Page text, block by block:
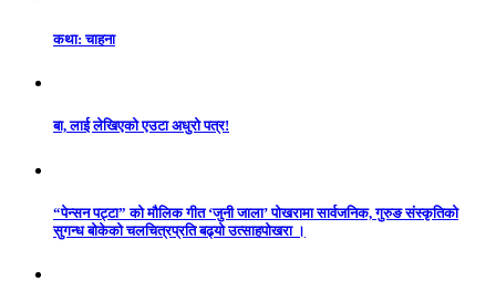
कथा: चाहना
बा, लाई लेखिएको एउटा अधुरो पत्र!
“पेन्सन पट्टा” को मौलिक गीत ‘जुनी जाला’ पोखरामा सार्वजनिक, गुरुङ संस्कृतिको
सुगन्ध बोकेको चलचित्रप्रति बढ्यो उत्साहपोखरा ।